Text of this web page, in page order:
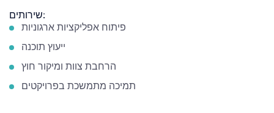
שירותים:
פיתוח אפליקציות ארגוניות
ייעוץ תוכנה
הרחבת צוות ומיקור חוץ
תמיכה מתמשכת בפרויקטים